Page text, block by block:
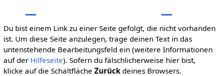
Du bist einem Link zu einer Seite gefolgt, die nicht vorhanden
ist. Um diese Seite anzulegen, trage deinen Text in das
untenstehende Bearbeitungsfeld ein (weitere Informationen
auf der Hilfeseite). Sofern du fälschlicherweise hier bist,
klicke auf die Schaltfläche Zurückdeines Browsers.